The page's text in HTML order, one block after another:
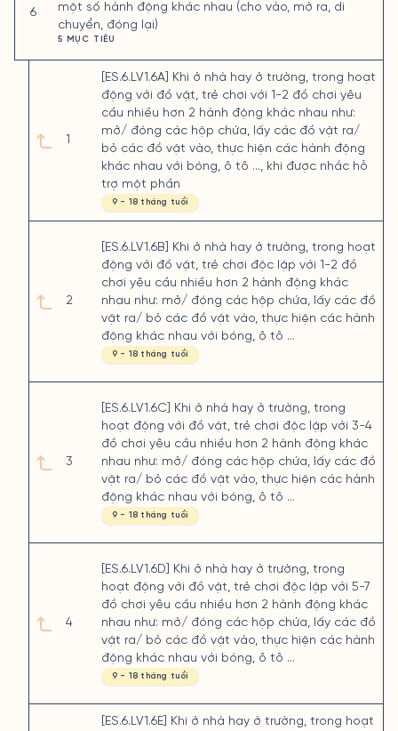
6
một số hành động khác nhau (cho vào, mở ra, di
chuyển, đóng lại)
5 MỤC TIÊU
1
2
3
4
[ES.6.LV1.6A] Khi ở nhà hay ở trường, trong hoạt
động với đồ vật, trẻ chơi với 1-2 đồ chơi yêu
cầu nhiều hơn 2 hành động khác nhau như:
mở/ đóng các hộp chứa, lấy các đồ vật ra/
bỏ các đồ vật vào, thực hiện các hành động
khác nhau với bóng, ô tô ..., khi được nhắc hỗ
trợ một phần
9 - 18 tháng tuổi
[ES.6.LV1.6B] Khi ở nhà hay ở trường, trong hoạt
động với đồ vật, trẻ chơi độc lập với 1-2 đồ
chơi yêu cầu nhiều hơn 2 hành động khác
nhau như: mở/ đóng các hộp chứa, lấy các đồ
vật ra/ bỏ các đồ vật vào, thực hiện các hành
động khác nhau với bóng, ô tô ...
9 - 18 tháng tuổi
[ES.6.LV1.6C] Khi ở nhà hay ở trường, trong
hoạt động với đồ vật, trẻ chơi độc lập với 3-4
đồ chơi yêu cầu nhiều hơn 2 hành động khác
nhau như: mở/ đóng các hộp chứa, lấy các đồ
vật ra/ bỏ các đồ vật vào, thực hiện các hành
động khác nhau với bóng, ô tô ...
9 - 18 tháng tuổi
[ES.6.LV1.6D] Khi ở nhà hay ở trường, trong
hoạt động với đồ vật, trẻ chơi độc lập với 5-7
đồ chơi yêu cầu nhiều hơn 2 hành động khác
nhau như: mở/ đóng các hộp chứa, lấy các đồ
vật ra/ bỏ các đồ vật vào, thực hiện các hành
động khác nhau với bóng, ô tô ...
9 - 18 tháng tuổi
[ES.6.LV1.6E] Khi ở nhà hay ở trường, trong hoạt